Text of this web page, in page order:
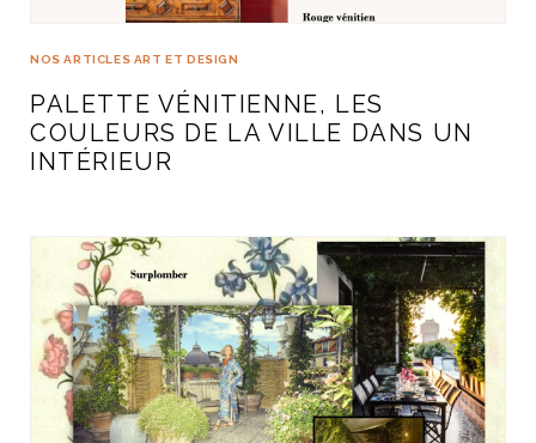
NOS ARTICLES ART ET DESIGN
PALETTE VÉNITIENNE, LES
COULEURS DE LA VILLE DANS UN
INTÉRIEUR